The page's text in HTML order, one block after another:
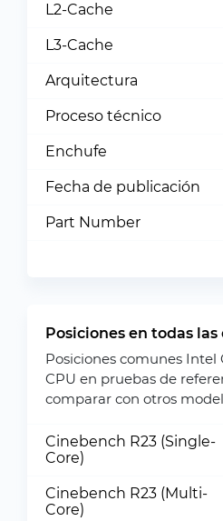
L2-Cache
L3-Cache
Arquitectura
Proceso técnico
Enchufe
Fecha de publicación
Part Number
Posiciones en todas
Posiciones comunes Intel
CPU en pruebas de
comparar con otros
Cinebench R23 (Single-
Core)
Cinebench R23 (Multi-
Core)